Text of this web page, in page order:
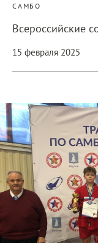
САМБО
Всероссийские
15 февраля 2025